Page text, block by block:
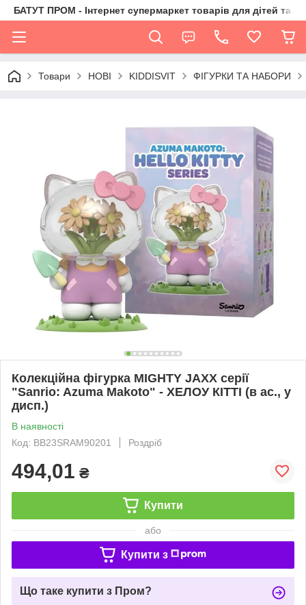
БАТУТ ПРОМ - Інтернет супермаркет товарів для дітей та їх
Товари НОВІ KIDDISVIT ФІГУРКИ ТА НАБОРИ
Колекційна фігурка MIGHTY JAXX серії
"Sanrio: Azuma Makoto" - ХЕЛОУ КІТТІ (в ас., у
дисп.)
В наявності
Код: BB23SRAM90201
Роздріб
494,01 ₴
Купити
або
Купити з
Що таке купити з Пром?